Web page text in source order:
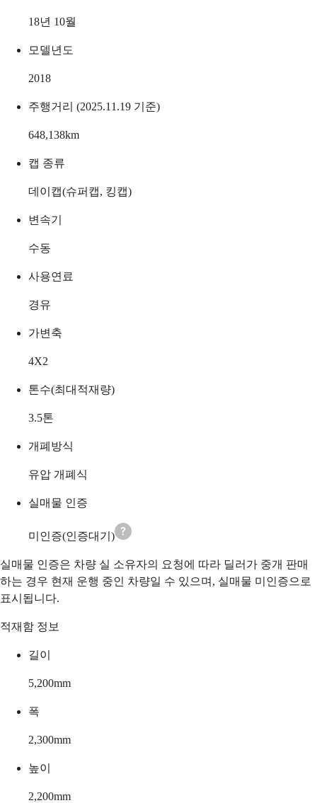
18년 10월
모델년도
2018
주행거리 (2025.11.19 기준)
648,138km
캡 종류
데이캡(슈퍼캡, 킹캡)
변속기
수동
사용연료
경유
가변축
4X2
톤수(최대적재량)
3.5톤
개폐방식
유압 개폐식
실매물 인증
미인증(인증대기)
실매물 인증은 차량 실 소유자의 요청에 따라 딜러가 중개 판매
하는 경우 현재 운행 중인 차량일 수 있으며, 실매물 미인증으로
표시됩니다.
적재함 정보
길이
5,200mm
폭
2,300mm
높이
2,200mm